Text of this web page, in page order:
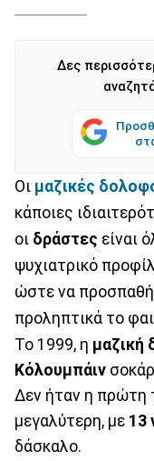
Δες
Οι μαζικές
κάποιες
οι δράστες είναι
ψυχιατρικό
ώστε να
προληπτικά το
Το 1999, η μαζική
Κόλουμπάιν
Δεν ήταν η πρώτη
μεγαλύτερη, με 13
δάσκαλο.